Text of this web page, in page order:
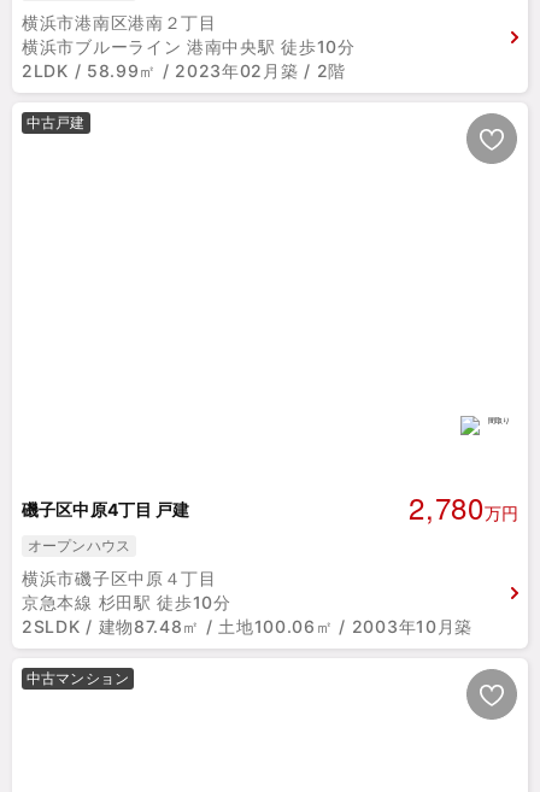
横浜市港南区港南２丁目
横浜市ブルーライン 港南中央駅 徒歩10分
2LDK / 58.99㎡ / 2023年02月築 / 2階
中古戸建
磯子区中原4丁目 戸建 2,780万円
オープンハウス
横浜市磯子区中原４丁目
京急本線 杉田駅 徒歩10分
2SLDK / 建物87.48㎡ / 土地100.06㎡ / 2003年10月築
中古マンション